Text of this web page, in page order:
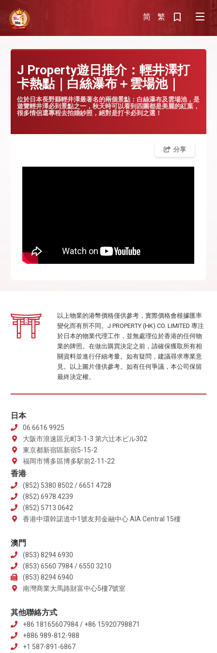
简 繁
J Property遊日推介：輕井澤打
卡熱點｜白絲瀑布＋雲場池｜
位於日本長野縣輕井澤最著名的兩個景點：白絲瀑布及雲場池，是
遊覽輕井澤必到景點之一，秋天時可以看到四圍都是美麗的紅葉，
很多情侶還專程去拍婚紗照，絕對是打卡必到之選！
分享
以上物業的港幣價格僅供參考，實際價格會根據匯率
變化而有所不同。J PROPERTY (HK) CO. LIMITED 專注
於日本的物業代理工作，並無處理位於香港的任何物
業的牌照。在做出購買決定之前，請確保獲取所有相
關資料並進行仔細考量。如有疑問，建議尋求專業意
見。以上圖片僅供參考。如有任何爭議，本公司保留
最終決定權。
日本
06 6616 9925
大阪市浪速區元町3-1-3 第六辻本ビル302
東京都新宿區新宿5-15-2
福岡市博多區博多駅前2-11-22
香港
(852) 5380 8502 / 6651 4728
(852) 6978 4239
(852) 5713 0642
香港中環幹諾道中1號友邦金融中心 AIA Central 15樓
澳門
(853) 8294 6930
(853) 6560 7984 / 6550 3210
(853) 8294 6940
南灣商業大馬路財富中心5樓7號室
其他聯絡方式
+86 18165607984 / +86 15920798871
+886 989-812-988
+1 587-891-6867